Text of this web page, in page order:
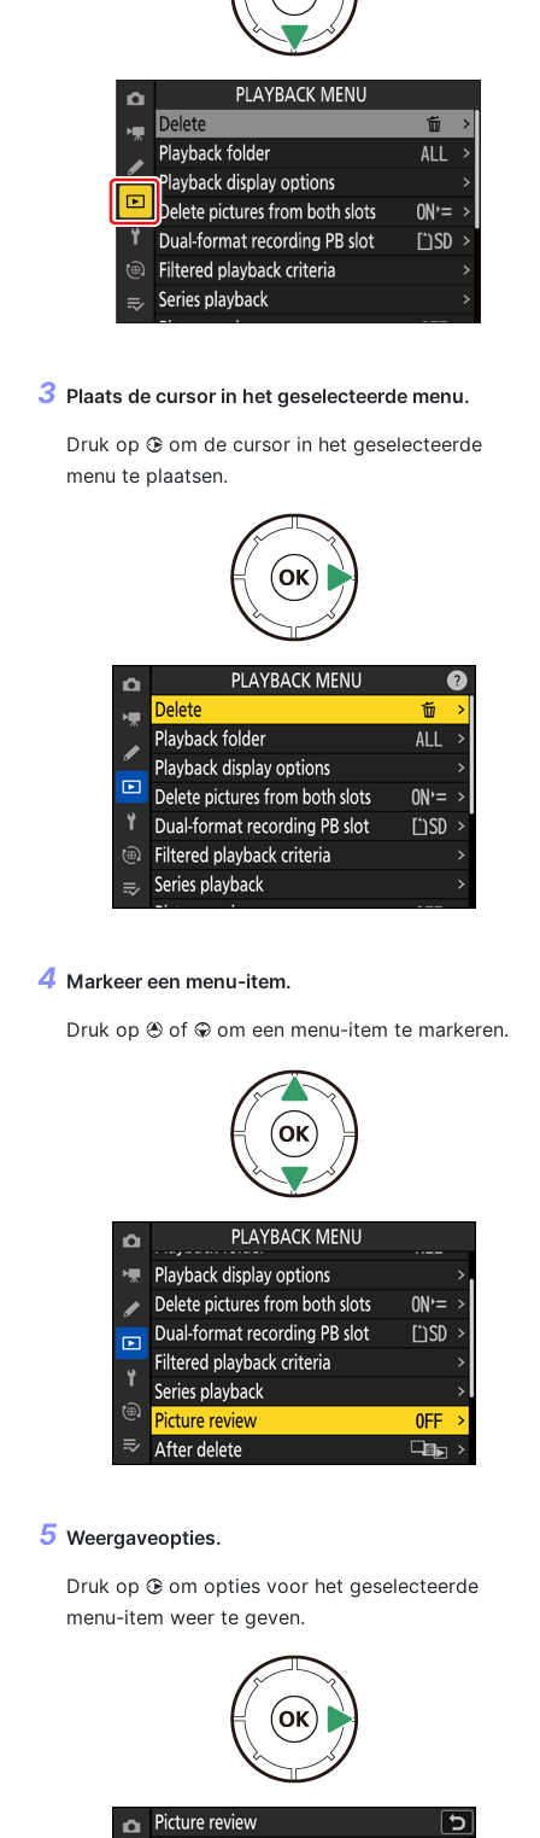
Plaats de cursor in het geselecteerde menu.
Druk op 2 om de cursor in het geselecteerde
menu te plaatsen.
Markeer een menu-item.
Druk op 1 of 3 om een menu-item te markeren.
Weergaveopties.
Druk op 2 om opties voor het geselecteerde
menu-item weer te geven.